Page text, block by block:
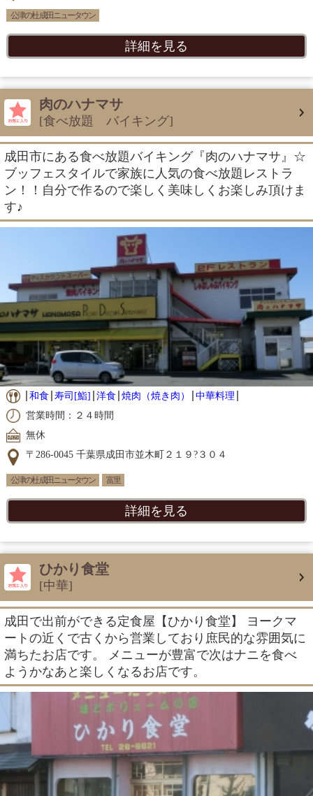
公津の杜 成田ニュータウン
詳細を見る
肉のハナマサ
[食べ放題 バイキング]
成田市にある食べ放題バイキング『肉のハナマサ』☆
ブッフェスタイルで家族に人気の食べ放題レストラ
ン！！自分で作るので楽しく美味しくお楽しみ頂けま
す♪
和食 寿司[鮨] 洋食 焼肉（焼き肉）
中華料理
営業時間：２４時間
無休
〒286-0045 千葉県成田市並木町２１９?３０４
公津の杜 成田ニュータウン 富里
詳細を見る
ひかり食堂
[中華]
成田で出前ができる定食屋【ひかり食堂】 ヨークマ
ートの近くで古くから営業しており庶民的な雰囲気に
満ちたお店です。 メニューが豊富で次はナニを食べ
ようかなあと楽しくなるお店です。